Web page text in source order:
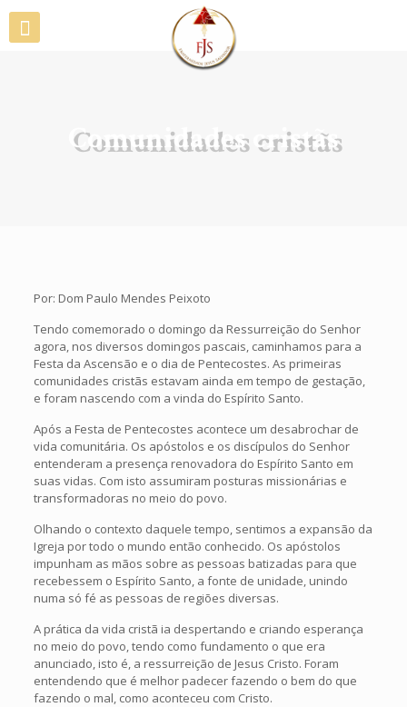
Comunidades cristãs
Por: Dom Paulo Mendes Peixoto
Tendo comemorado o domingo da Ressurreição do Senhor
agora, nos diversos domingos pascais, caminhamos para a
Festa da Ascensão e o dia de Pentecostes. As primeiras
comunidades cristãs estavam ainda em tempo de gestação,
e foram nascendo com a vinda do Espírito Santo.
Após a Festa de Pentecostes acontece um desabrochar de
vida comunitária. Os apóstolos e os discípulos do Senhor
entenderam a presença renovadora do Espírito Santo em
suas vidas. Com isto assumiram posturas missionárias e
transformadoras no meio do povo.
Olhando o contexto daquele tempo, sentimos a expansão da
Igreja por todo o mundo então conhecido. Os apóstolos
impunham as mãos sobre as pessoas batizadas para que
recebessem o Espírito Santo, a fonte de unidade, unindo
numa só fé as pessoas de regiões diversas.
A prática da vida cristã ia despertando e criando esperança
no meio do povo, tendo como fundamento o que era
anunciado, isto é, a ressurreição de Jesus Cristo. Foram
entendendo que é melhor padecer fazendo o bem do que
fazendo o mal, como aconteceu com Cristo.